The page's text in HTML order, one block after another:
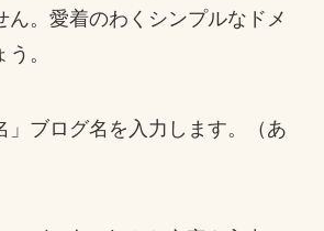
ん。愛着のわくシンプルなドメ
。
ブログ名を入力します。（あ